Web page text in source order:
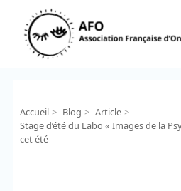
contenu
Accueil > Blog > Article >
Stage d’été du Labo « Images de la
cet été